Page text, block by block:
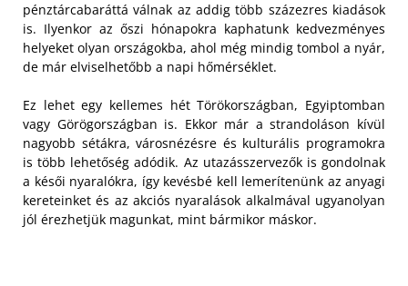
pénztárcabaráttá válnak az addig több százezres kiadások
is. Ilyenkor az őszi hónapokra kaphatunk kedvezményes
helyeket olyan országokba, ahol még mindig tombol a nyár,
de már elviselhetőbb a napi hőmérséklet.
Ez lehet egy kellemes hét Törökországban, Egyiptomban
vagy Görögországban is. Ekkor már a strandoláson kívül
nagyobb sétákra, városnézésre és kulturális programokra
is több lehetőség adódik. Az utazásszervezők is gondolnak
a késői nyaralókra, így kevésbé kell lemerítenünk az anyagi
kereteinket és az akciós nyaralások alkalmával ugyanolyan
jól érezhetjük magunkat, mint bármikor máskor.